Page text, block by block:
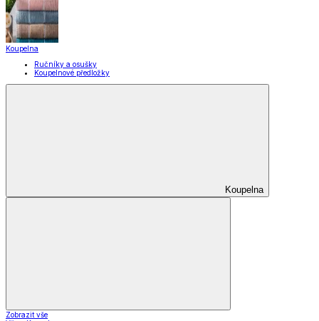
Koupelna
Ručníky a osušky
Koupelnové předložky
Koupelna
Zobrazit vše